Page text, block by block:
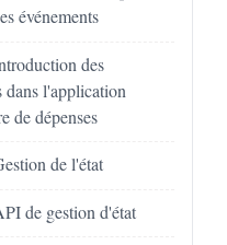
événements
des
dans l'application
de dépenses
de l'état
de gestion d'état